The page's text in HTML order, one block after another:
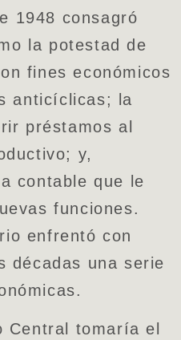
1948 consagró
la potestad de
fines económicos
anticíclicas; la
préstamos al
y,
contable que le
funciones.
enfrentó con
décadas una serie
Central tomaría el